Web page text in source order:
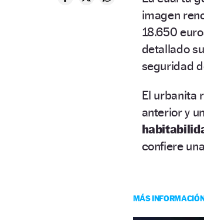
imagen
18.650
detallado
seguridad
El urbanita
anterior y
confiere
MÁS